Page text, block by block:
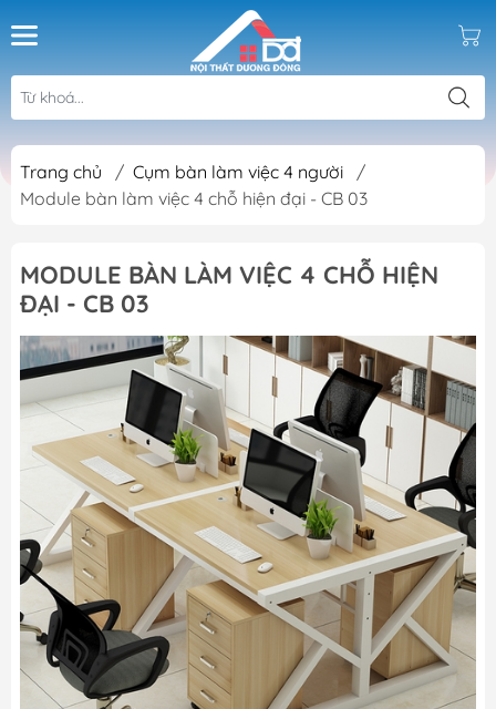
Trang chủ / Cụm bàn làm việc 4 người
/
Module bàn làm việc 4 chỗ hiện đại - CB 03
MODULE BÀN LÀM VIỆC 4 CHỖ HIỆN
ĐẠI - CB 03